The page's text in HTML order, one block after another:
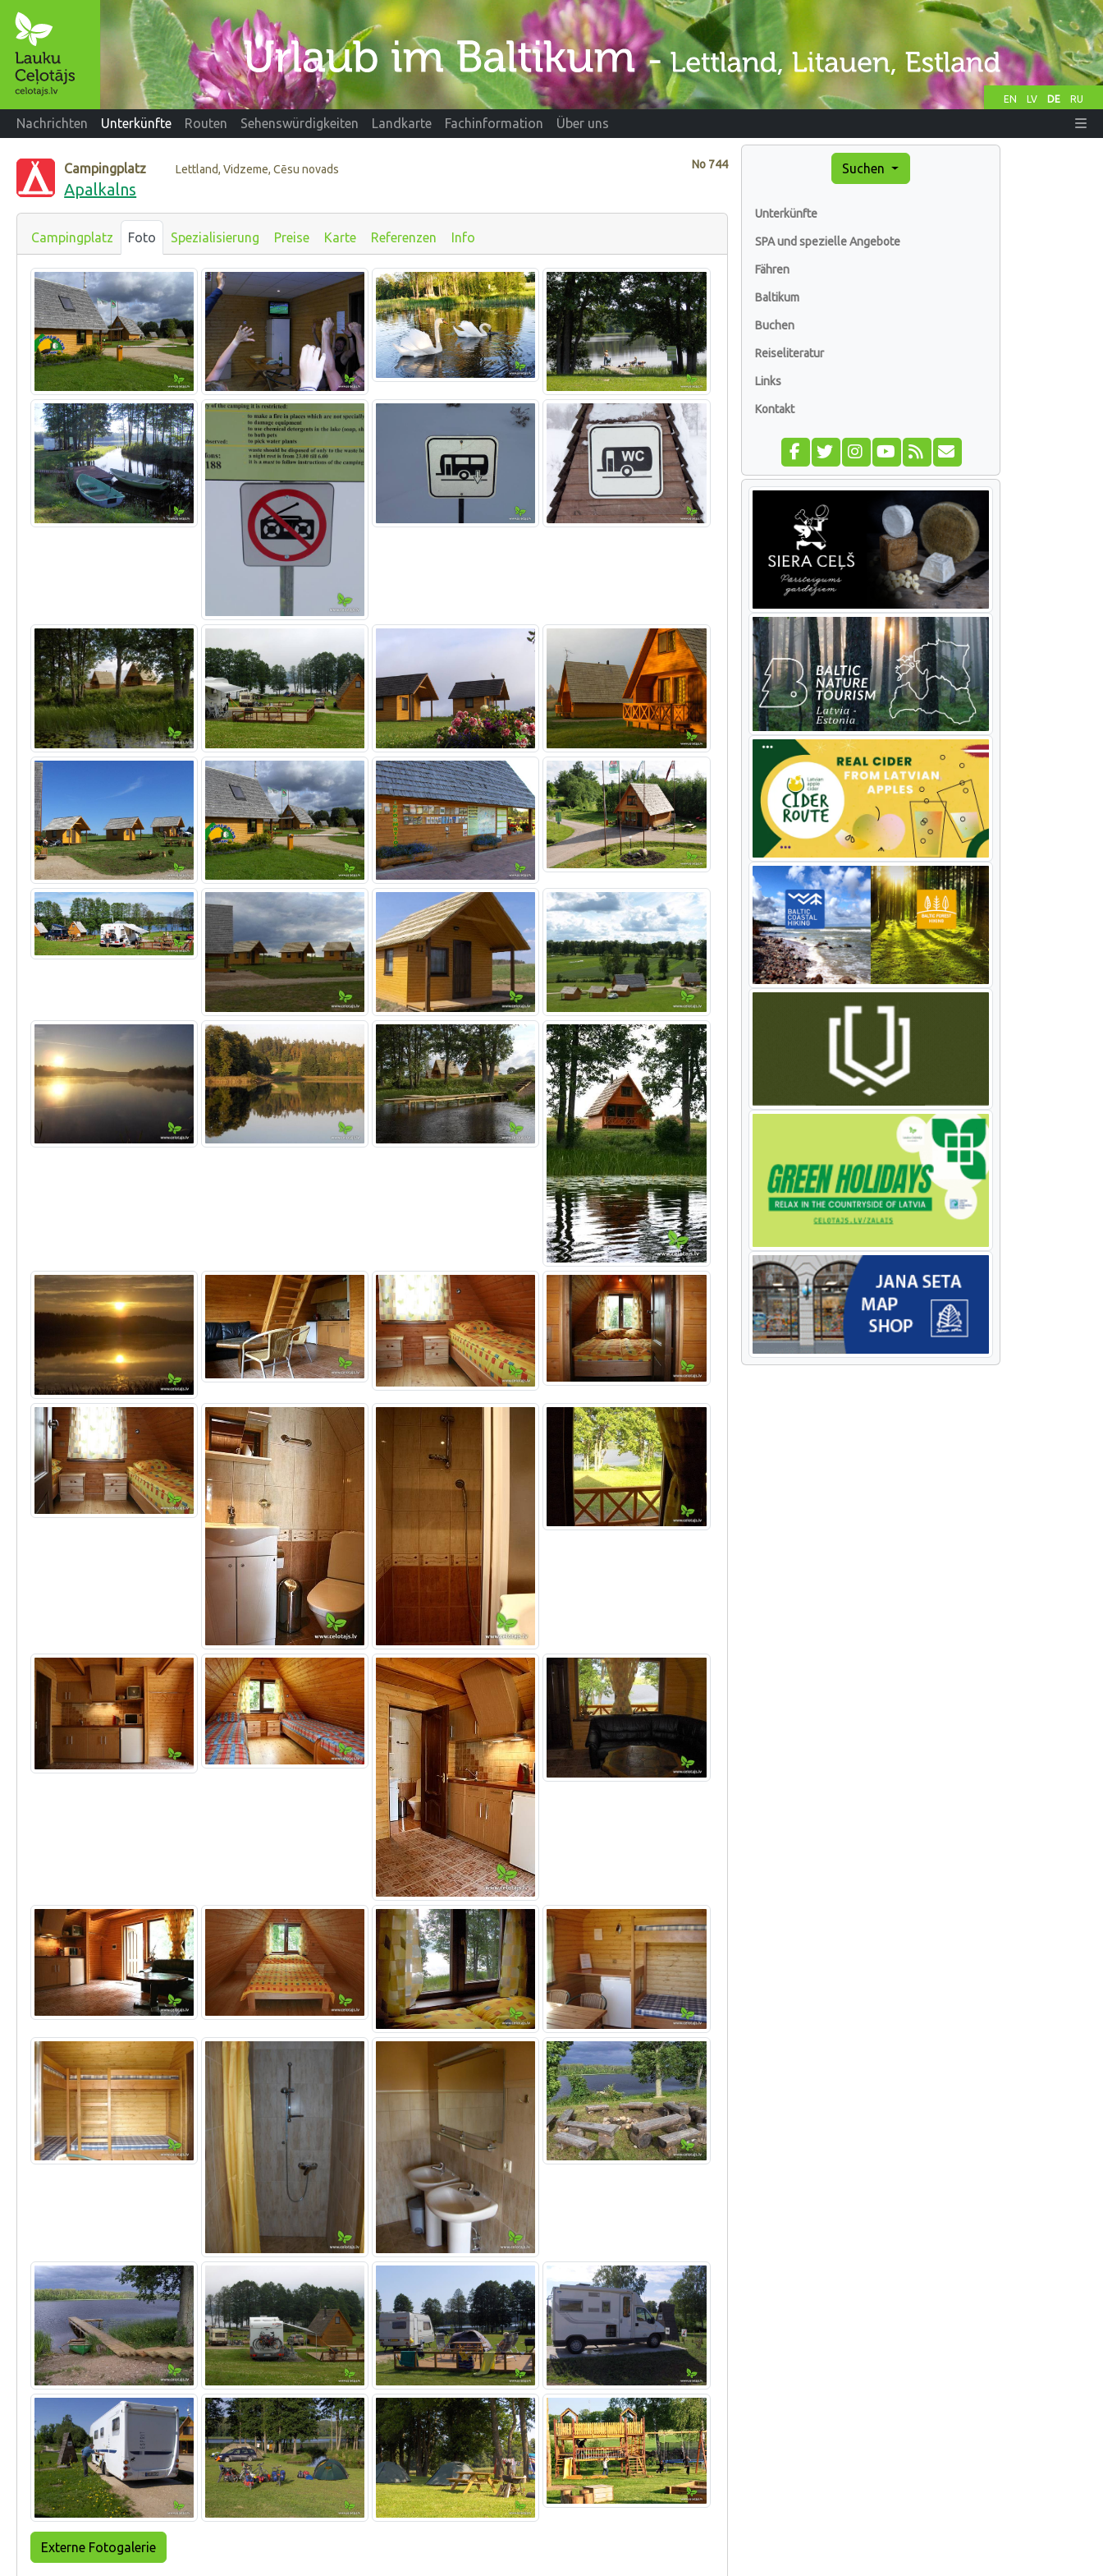
EN LV DE RU
Nachrichten Unterkünfte Routen Sehenswürdigkeiten Landkarte Fachinformation Über uns
No 744
Campingplatz Lettland, Vidzeme, Cēsu novads
Apalkalns
Campingplatz Foto Spezialisierung Preise Karte Referenzen Info
Externe Fotogalerie
Suchen
Unterkünfte
SPA und spezielle Angebote
Fähren
Baltikum
Buchen
Reiseliteratur
Links
Kontakt